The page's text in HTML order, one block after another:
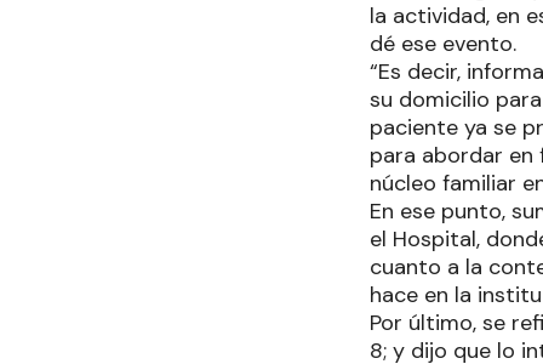
la actividad, en
dé ese evento.
“Es decir,
su domicilio
paciente ya se
para abordar en
núcleo familiar
En ese punto,
el Hospital,
cuanto a la
hace en la
Por último, se
8; y dijo que lo